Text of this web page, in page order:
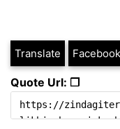
Translate Facebook
Quote Url: ❐